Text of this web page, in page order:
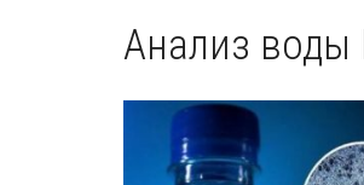
Анализ воды